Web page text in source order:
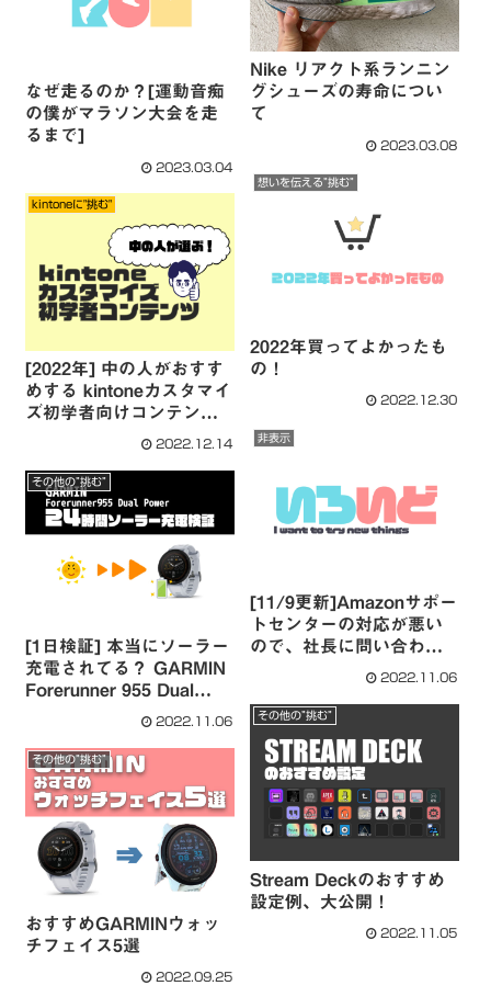
Nike リアクト系ランニン
グシューズの寿命につい
て
2023.03.08
なぜ走るのか？[運動音痴
の僕がマラソン大会を走
るまで]
2023.03.04
想いを伝える”挑む”
2022年買ってよかったも
の！
2022.12.30
kintoneに"挑む"
[2022年] 中の人がおすす
めする kintoneカスタマイ
ズ初学者向けコンテンツ
2022.12.14
非表示
[11/9更新]Amazonサポー
トセンターの対応が悪い
ので、社長に問い合わせ
2022.11.06
その他の”挑む”
[1日検証] 本当にソーラー
充電されてる？ GARMIN
Forerunner 955 Dual
2022.11.06
その他の”挑む”
Stream Deckのおすすめ
設定例、大公開！
2022.11.05
その他の”挑む”
おすすめGARMINウォッ
チフェイス5選
2022.09.25